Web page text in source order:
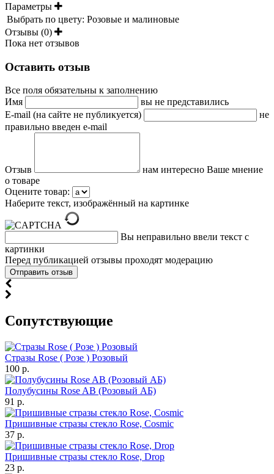
Параметры
Выбрать по цвету: Розовые и малиновые
Отзывы (0)
Пока нет отзывов
Оставить отзыв
Все поля обязательны к заполнению
Имя
вы не представились
E-mail (на сайте не публикуется)
не
правильно введен e-mail
Отзыв
нам интересно Ваше мнение
о товаре
Оцените товар:
Наберите текст, изображённый на картинке
Вы неправильно ввели текст с
картинки
Перед публикацией отзывы проходят модерацию
Cопутствующие
Стразы Rose ( Розе ) Розовый
100 р.
Полубусины Rose AB (Розовый АБ)
91 р.
Пришивные стразы стекло Rose, Cosmic
37 р.
Пришивные стразы стекло Rose, Drop
23 р.